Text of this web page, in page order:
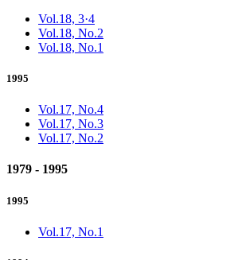
Vol.18, 3·4
Vol.18, No.2
Vol.18, No.1
1995
Vol.17, No.4
Vol.17, No.3
Vol.17, No.2
1979 - 1995
1995
Vol.17, No.1